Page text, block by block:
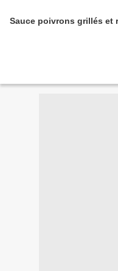
Sauce poivrons grillés et